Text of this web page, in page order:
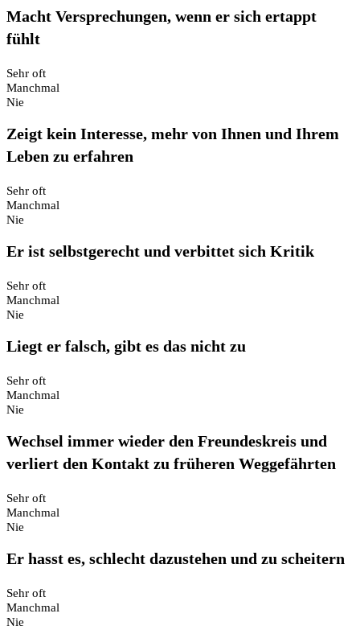
Macht Versprechungen, wenn er sich ertappt
fühlt
Sehr oft
Manchmal
Nie
Zeigt kein Interesse, mehr von Ihnen und Ihrem
Leben zu erfahren
Sehr oft
Manchmal
Nie
Er ist selbstgerecht und verbittet sich Kritik
Sehr oft
Manchmal
Nie
Liegt er falsch, gibt es das nicht zu
Sehr oft
Manchmal
Nie
Wechsel immer wieder den Freundeskreis und
verliert den Kontakt zu früheren Weggefährten
Sehr oft
Manchmal
Nie
Er hasst es, schlecht dazustehen und zu scheitern
Sehr oft
Manchmal
Nie